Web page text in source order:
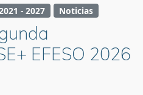
- 2027 Noticias
EFESO 2026